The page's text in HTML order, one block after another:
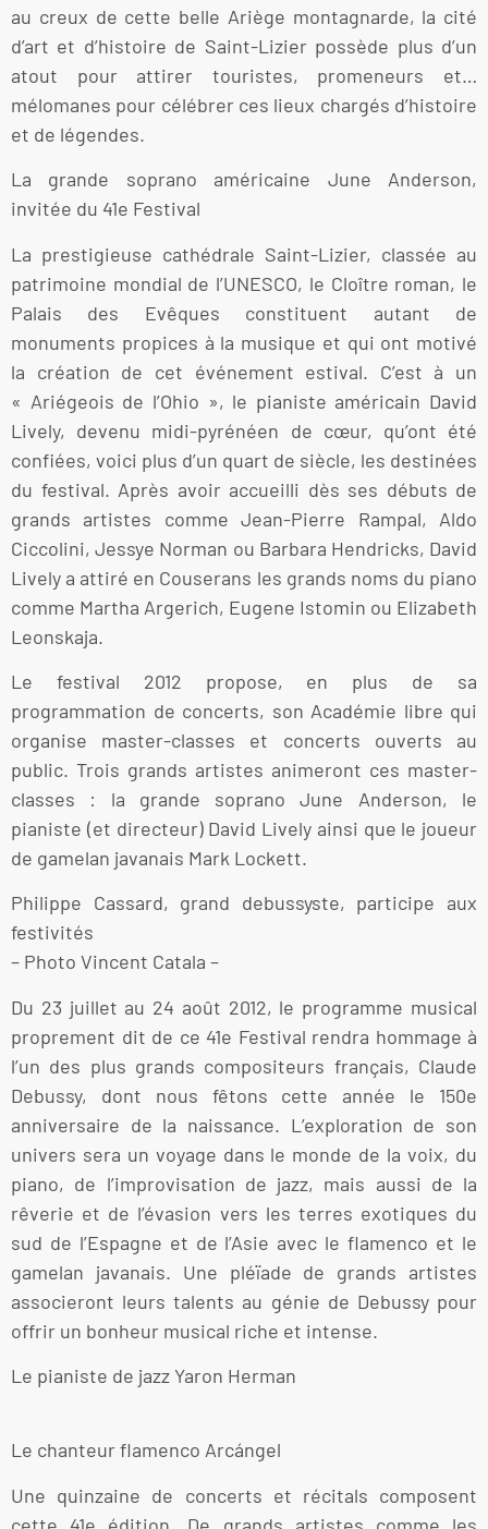
au creux de cette belle Ariège montagnarde, la cité
d’art et d’histoire de Saint-Lizier possède plus d’un
atout pour attirer touristes, promeneurs et…
mélomanes pour célébrer ces lieux chargés d’histoire
et de légendes.
La grande soprano américaine June Anderson,
invitée du 41e Festival
La prestigieuse cathédrale Saint-Lizier, classée au
patrimoine mondial de l’UNESCO, le Cloître roman, le
Palais des Evêques constituent autant de
monuments propices à la musique et qui ont motivé
la création de cet événement estival. C’est à un
« Ariégeois de l’Ohio », le pianiste américain David
Lively, devenu midi-pyrénéen de cœur, qu’ont été
confiées, voici plus d’un quart de siècle, les destinées
du festival. Après avoir accueilli dès ses débuts de
grands artistes comme Jean-Pierre Rampal, Aldo
Ciccolini, Jessye Norman ou Barbara Hendricks, David
Lively a attiré en Couserans les grands noms du piano
comme Martha Argerich, Eugene Istomin ou Elizabeth
Leonskaja.
Le festival 2012 propose, en plus de sa
programmation de concerts, son Académie libre qui
organise master-classes et concerts ouverts au
public. Trois grands artistes animeront ces master-
classes : la grande soprano June Anderson, le
pianiste (et directeur) David Lively ainsi que le joueur
de gamelan javanais Mark Lockett.
Philippe Cassard, grand debussyste, participe aux
festivités
– Photo Vincent Catala –
Du 23 juillet au 24 août 2012, le programme musical
proprement dit de ce 41e Festival rendra hommage à
l’un des plus grands compositeurs français, Claude
Debussy, dont nous fêtons cette année le 150e
anniversaire de la naissance. L’exploration de son
univers sera un voyage dans le monde de la voix, du
piano, de l’improvisation de jazz, mais aussi de la
rêverie et de l’évasion vers les terres exotiques du
sud de l’Espagne et de l’Asie avec le flamenco et le
gamelan javanais. Une pléïade de grands artistes
associeront leurs talents au génie de Debussy pour
offrir un bonheur musical riche et intense.
Le pianiste de jazz Yaron Herman
Le chanteur flamenco Arcángel
Une quinzaine de concerts et récitals composent